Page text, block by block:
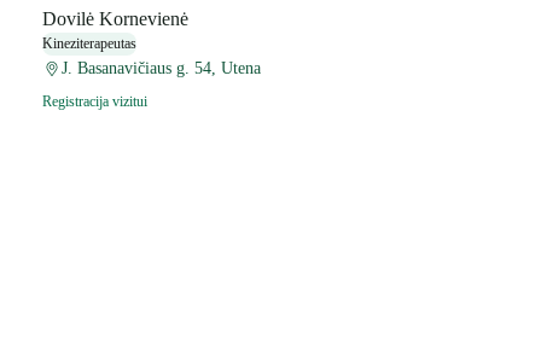
Dovilė Kornevienė
Kineziterapeutas
J. Basanavičiaus g. 54, Utena
Registracija vizitui